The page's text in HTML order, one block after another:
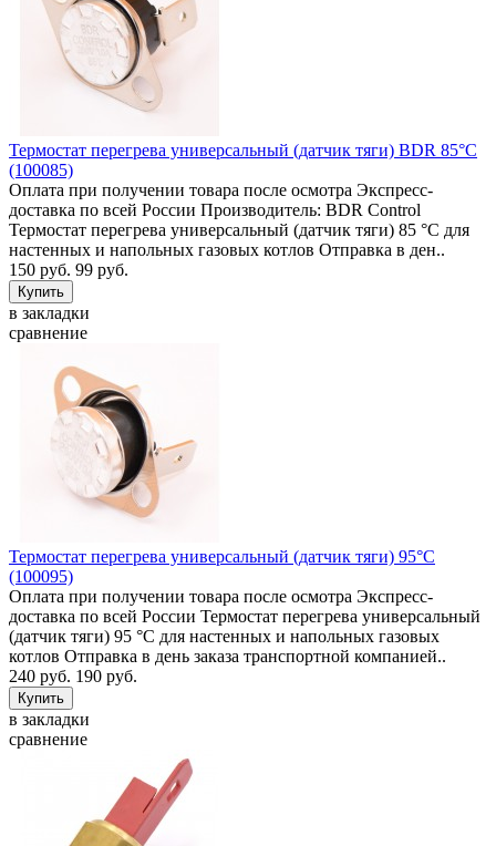
Термостат перегрева универсальный (датчик тяги) BDR 85°C
(100085)
Оплата при получении товара после осмотра Экспресс-
доставка по всей России Производитель: BDR Control
Термостат перегрева универсальный (датчик тяги) 85 °C для
настенных и напольных газовых котлов Отправка в ден..
150 руб. 99 руб.
в закладки
сравнение
Термостат перегрева универсальный (датчик тяги) 95°C
(100095)
Оплата при получении товара после осмотра Экспресс-
доставка по всей России Термостат перегрева универсальный
(датчик тяги) 95 °C для настенных и напольных газовых
котлов Отправка в день заказа транспортной компанией..
240 руб. 190 руб.
в закладки
сравнение